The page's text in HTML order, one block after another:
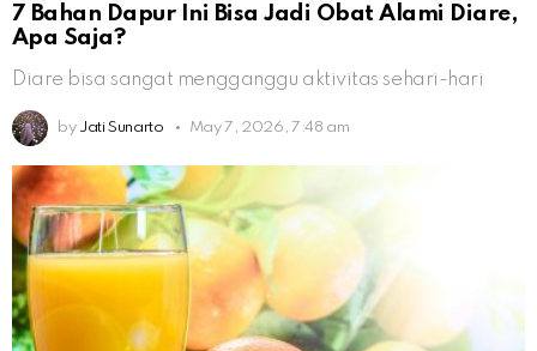
7 Bahan Dapur Ini Bisa Jadi Obat Alami Diare,
Apa Saja?
Diare bisa sangat mengganggu aktivitas sehari-hari
by Jati Sunarto May 7, 2026, 7:48 am